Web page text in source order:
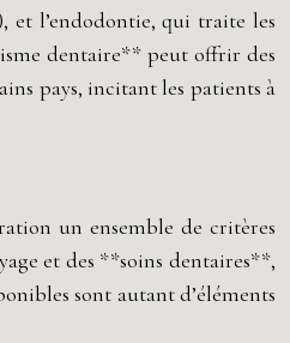
et l’endodontie, qui traite les
dentaire** peut offrir des
pays, incitant les patients à
un ensemble de critères
et des **soins dentaires**,
sont autant d’éléments